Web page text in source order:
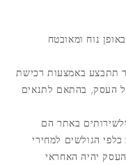
נוח ומאובטח
תתבצע באמצעות רכישת
העסק, בהתאם לתנאים
ולשירותים באתר הם
הגולשים למחירי
יהיה האחראי